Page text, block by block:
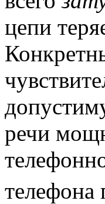
цепи
речи
телефона